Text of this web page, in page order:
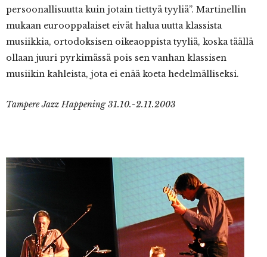
persoonallisuutta kuin jotain tiettyä tyyliä”. Martinellin
mukaan eurooppalaiset eivät halua uutta klassista
musiikkia, ortodoksisen oikeaoppista tyyliä, koska täällä
ollaan juuri pyrkimässä pois sen vanhan klassisen
musiikin kahleista, jota ei enää koeta hedelmälliseksi.
Tampere Jazz Happening 31.10.-2.11.2003